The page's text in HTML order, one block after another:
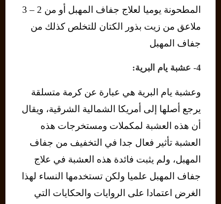
المطحونة يوميا لعلاج جفاف المهبل أو من 2 – 3
ملاعق من زيت بذور الكتان للتخلص كذلك من
جفاف المهبل
4- عشبة يام البرية:
وعشبة يام البرية هي عبارة عن كرمة متسلقة
يرجع أصلها إلى أمريكا الشمالية الشرقية، ويقال
أن هذه العشبة لمكملات ومستخرجات هذه
العشبة تأثير فعال جدا في التخفيف من جفاف
المهبل، ولم يثبت فائدة هذه العشبة في علاج
جفاف المهبل علميا ولكن تستخدمها النساء لهذا
الغرض اعتمادا على الروايات والحكايات التي